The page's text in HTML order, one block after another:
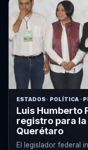
ESTADOS · POLÍTICA ·
Luis Humberto
registro para
Querétaro
El legislador federal